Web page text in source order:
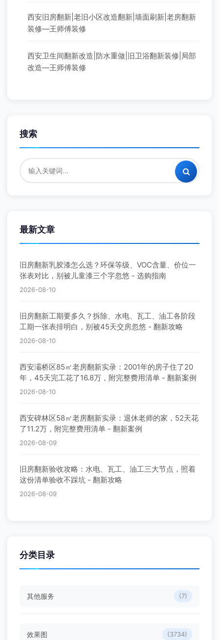
西安旧房翻新|老旧小区改造翻新|墙面刷新|老房翻新
装修—王师傅装修
西安卫生间翻新改造|防水重做|旧卫浴翻新装修|局部
改造—王师傅装修
搜索
最新文章
旧房翻新乳胶漆怎么选？环保等级、VOC含量、价位一
张表对比，别被儿童漆三个字忽悠 - 选购指南
2026-08-10
旧房翻新工期要多久？拆除、水电、瓦工、油工各阶段
工期一张表排明白，别被45天交房忽悠 - 翻新攻略
2026-08-10
西安灞桥区85㎡老房翻新实录：2001年的房子住了20
年，45天完工花了16.8万，附完整费用清单 - 翻新案例
2026-08-10
西安碑林区58㎡老房翻新实录：退休老师的家，52天花
了11.2万，附完整费用清单 - 翻新案例
2026-08-09
旧房翻新验收攻略：水电、瓦工、油工三大节点，照着
这份清单验收不踩坑 - 翻新攻略
2026-08-09
分类目录
其他服务 (7)
效果图 (3734)